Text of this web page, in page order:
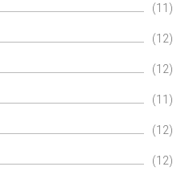
(11)
(12)
(12)
(11)
(12)
(12)